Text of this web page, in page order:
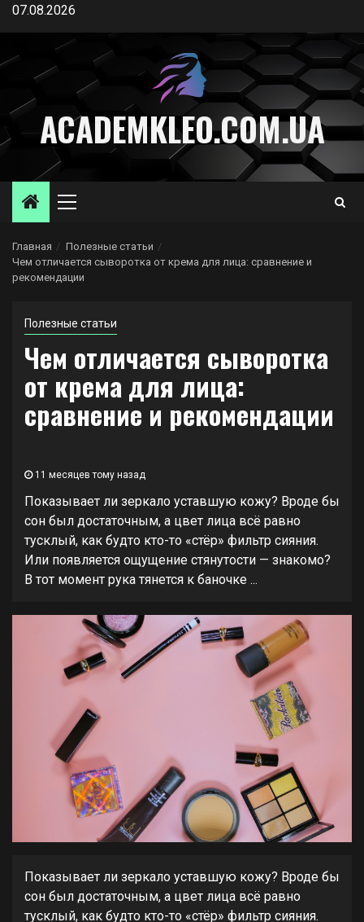
Перейти
содержимому
07.08.2026
ACADEMKLEO.COM.UA
Основное
Главная
Полезные статьи
Чем отличается сыворотка от крема для лица: сравнение и
рекомендации
Полезные статьи
Чем отличается сыворотка
от крема для лица:
сравнение и рекомендации
11 месяцев тому назад
Показывает ли зеркало уставшую кожу? Вроде бы
сон был достаточным, а цвет лица всё равно
тусклый, как будто кто-то «стёр» фильтр сияния.
Или появляется ощущение стянутости — знакомо?
В тот момент рука тянется к баночке ...
Показывает ли зеркало уставшую кожу? Вроде бы
сон был достаточным, а цвет лица всё равно
тусклый, как будто кто-то «стёр» фильтр сияния.